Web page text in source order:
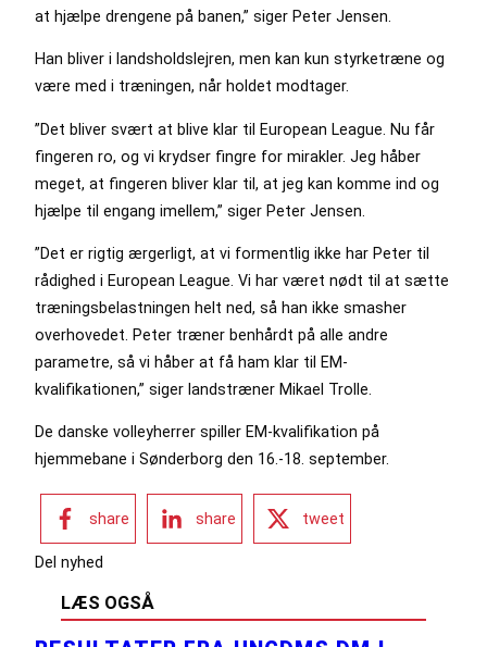
at hjælpe drengene på banen,” siger Peter Jensen.
Han bliver i landsholdslejren, men kan kun styrketræne og
være med i træningen, når holdet modtager.
”Det bliver svært at blive klar til European League. Nu får
fingeren ro, og vi krydser fingre for mirakler. Jeg håber
meget, at fingeren bliver klar til, at jeg kan komme ind og
hjælpe til engang imellem,” siger Peter Jensen.
”Det er rigtig ærgerligt, at vi formentlig ikke har Peter til
rådighed i European League. Vi har været nødt til at sætte
træningsbelastningen helt ned, så han ikke smasher
overhovedet. Peter træner benhårdt på alle andre
parametre, så vi håber at få ham klar til EM-
kvalifikationen,” siger landstræner Mikael Trolle.
De danske volleyherrer spiller EM-kvalifikation på
hjemmebane i Sønderborg den 16.-18. september.
share share tweet
Del nyhed
LÆS OGSÅ